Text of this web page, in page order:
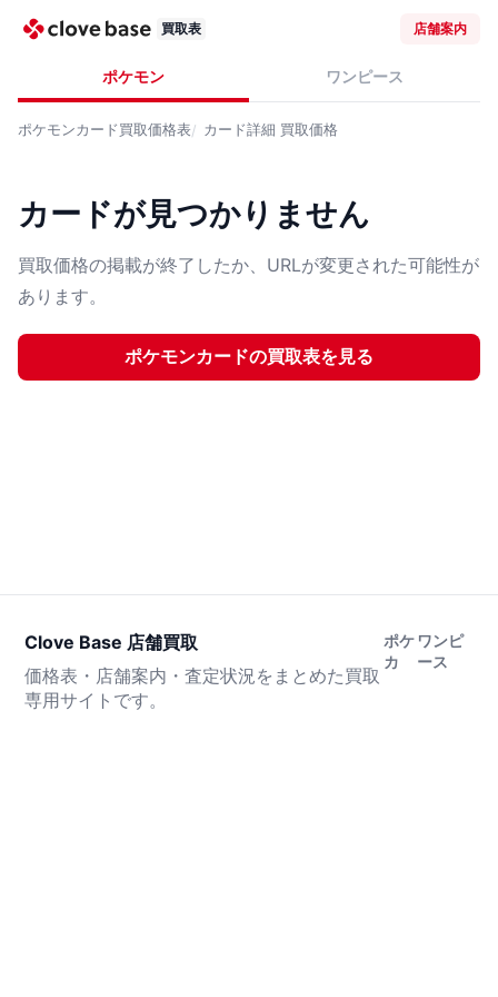
買取表 店舗案内
ポケモン ワンピース
ポケモンカード買取価格表 カード詳細 買取価格
カードが見つかりません
買取価格の掲載が終了したか、URLが変更された可能性が
あります。
ポケモンカードの買取表を見る
Clove Base 店舗買取
価格表・店舗案内・査定状況をまとめた買取
専用サイトです。
ポケ
カ
ワンピ
ース